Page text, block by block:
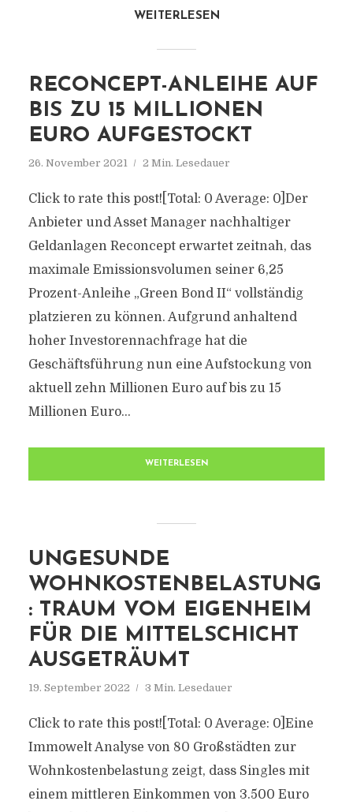
WEITERLESEN
RECONCEPT-ANLEIHE AUF
BIS ZU 15 MILLIONEN
EURO AUFGESTOCKT
26. November 2021 2 Min. Lesedauer
Click to rate this post![Total: 0 Average: 0]Der
Anbieter und Asset Manager nachhaltiger
Geldanlagen Reconcept erwartet zeitnah, das
maximale Emissionsvolumen seiner 6,25
Prozent-Anleihe „Green Bond II“ vollständig
platzieren zu können. Aufgrund anhaltend
hoher Investorennachfrage hat die
Geschäftsführung nun eine Aufstockung von
aktuell zehn Millionen Euro auf bis zu 15
Millionen Euro...
WEITERLESEN
UNGESUNDE
WOHNKOSTENBELASTUNG
: TRAUM VOM EIGENHEIM
FÜR DIE MITTELSCHICHT
AUSGETRÄUMT
19. September 2022 3 Min. Lesedauer
Click to rate this post![Total: 0 Average: 0]Eine
Immowelt Analyse von 80 Großstädten zur
Wohnkostenbelastung zeigt, dass Singles mit
einem mittleren Einkommen von 3.500 Euro